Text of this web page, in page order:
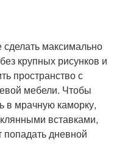
максимально
крупных рисунков и
пространство с
мебели. Чтобы
в мрачную каморку,
вставками,
попадать дневной